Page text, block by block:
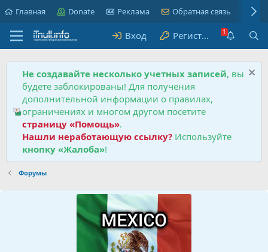
Главная Donate Реклама Обратная связь
Вход Регистрация
Не создавайте несколько учетных записей, вы
будете заблокированы! Для получения
дополнительной информации о правилах,
ограничениях и многом другом посетите
страницу «Помощь».
Нашли неработающую ссылку? Используйте
кнопку «Жалоба»!
Форумы